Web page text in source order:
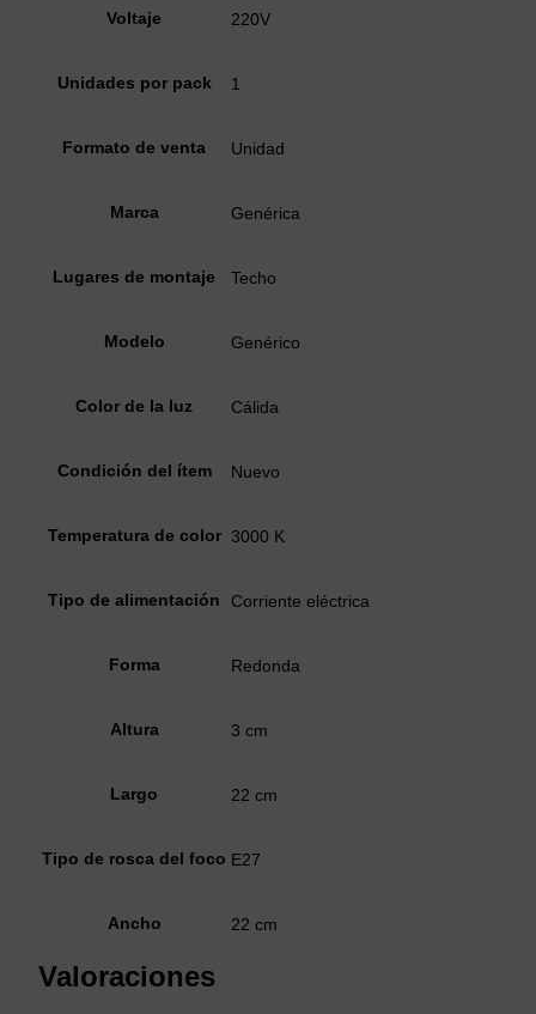
Voltaje 220V
Unidades por pack 1
Formato de venta Unidad
Marca Genérica
Lugares de montaje Techo
Modelo Genérico
Color de la luz Cálida
Condición del ítem Nuevo
Temperatura de color 3000 K
Tipo de alimentación Corriente eléctrica
Forma Redonda
Altura 3 cm
Largo 22 cm
Tipo de rosca del foco E27
Ancho 22 cm
Valoraciones